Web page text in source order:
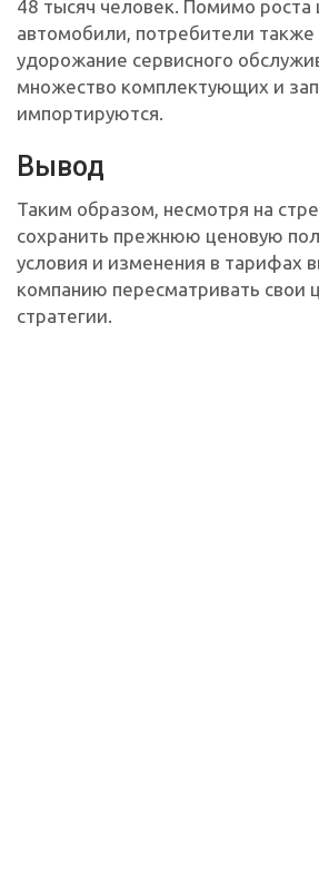
48 тысяч человек. Помимо роста
автомобили, потребители также
удорожание сервисного
множество комплектующих и
импортируются.
Вывод
Таким образом, несмотря на
сохранить прежнюю ценовую
условия и изменения в тарифах
компанию пересматривать свои
стратегии.